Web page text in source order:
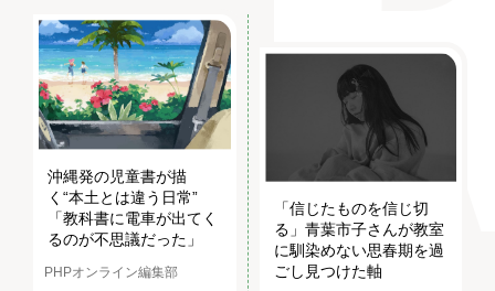
沖縄発の児童書が描
く“本土とは違う日常”
「教科書に電車が出てく
るのが不思議だった」
PHPオンライン編集部
「信じたものを信じ切
る」青葉市子さんが教室
に馴染めない思春期を過
ごし見つけた軸